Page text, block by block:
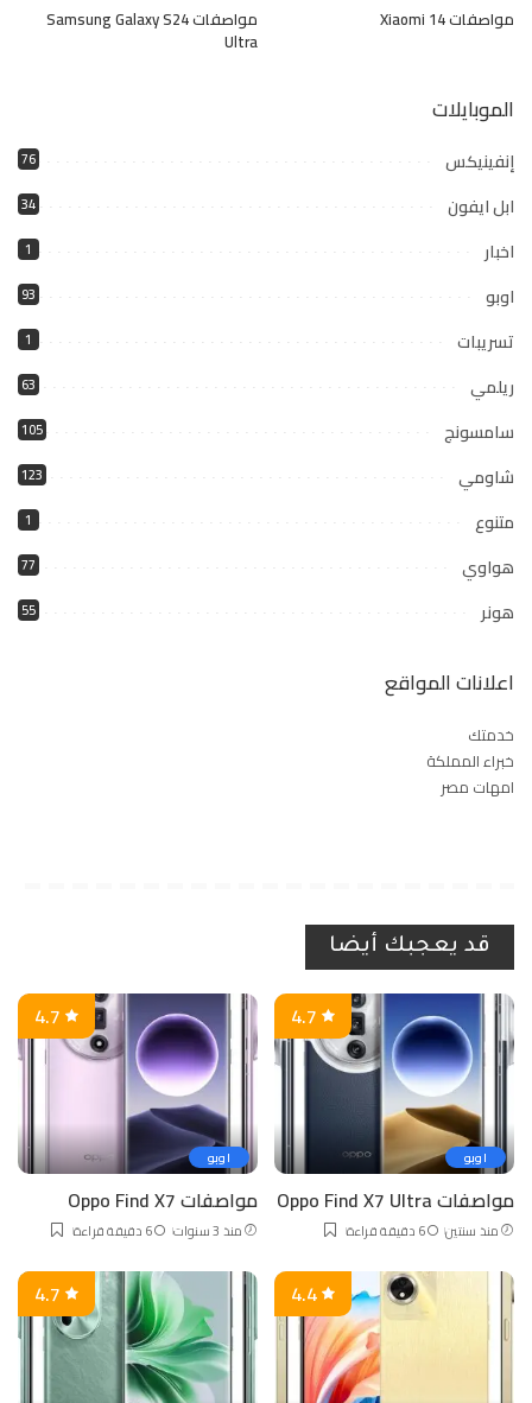
مواصفات Xiaomi 14 مواصفات Samsung Galaxy S24
Ultra
الموبايلات
إنفينيكس 76
ابل ايفون 34
اخبار 1
اوبو 93
تسريبات 1
ريلمي 63
سامسونج 105
شاومي 123
متنوع 1
هواوي 77
هونر 55
اعلانات المواقع
خدمتك
خبراء المملكة
امهات مصر
قد يعجبك أيضا
اوبو
4.7
مواصفات Oppo Find X7 Ultra
منذ سنتين 6 دقيقة قراءة
اوبو
4.7
مواصفات Oppo Find X7
منذ 3 سنوات 6 دقيقة قراءة
4.4
4.7